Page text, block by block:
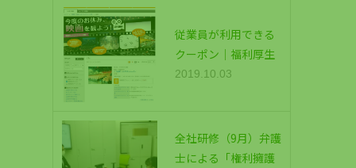
従業員が利用できる
クーポン｜福利厚生
2019.10.03
全社研修（9月）弁護
士による「権利擁護